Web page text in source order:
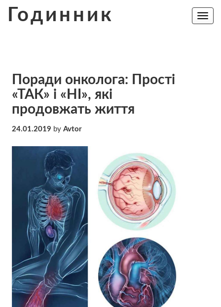
Годинник
Toggle
Поради онколога: Прості
«ТАК» і «НІ», які
продовжать життя
24.01.2019 by Avtor